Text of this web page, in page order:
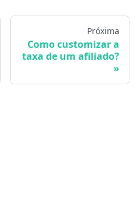
Próxima
Como customizar a
taxa de um afiliado?